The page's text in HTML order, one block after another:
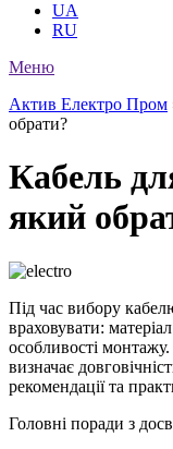
UA
RU
Меню
Актив Електро Пром
обрати?
Кабель
який
Під час вибору
враховувати:
особливості
визначає
рекомендації та
Головні поради з